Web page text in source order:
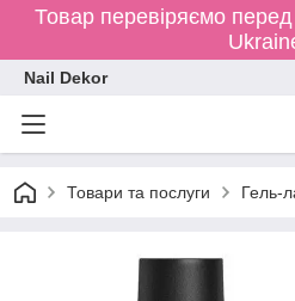
Товар перевіряємо
Nail Dekor
Товари та послуги Гель-